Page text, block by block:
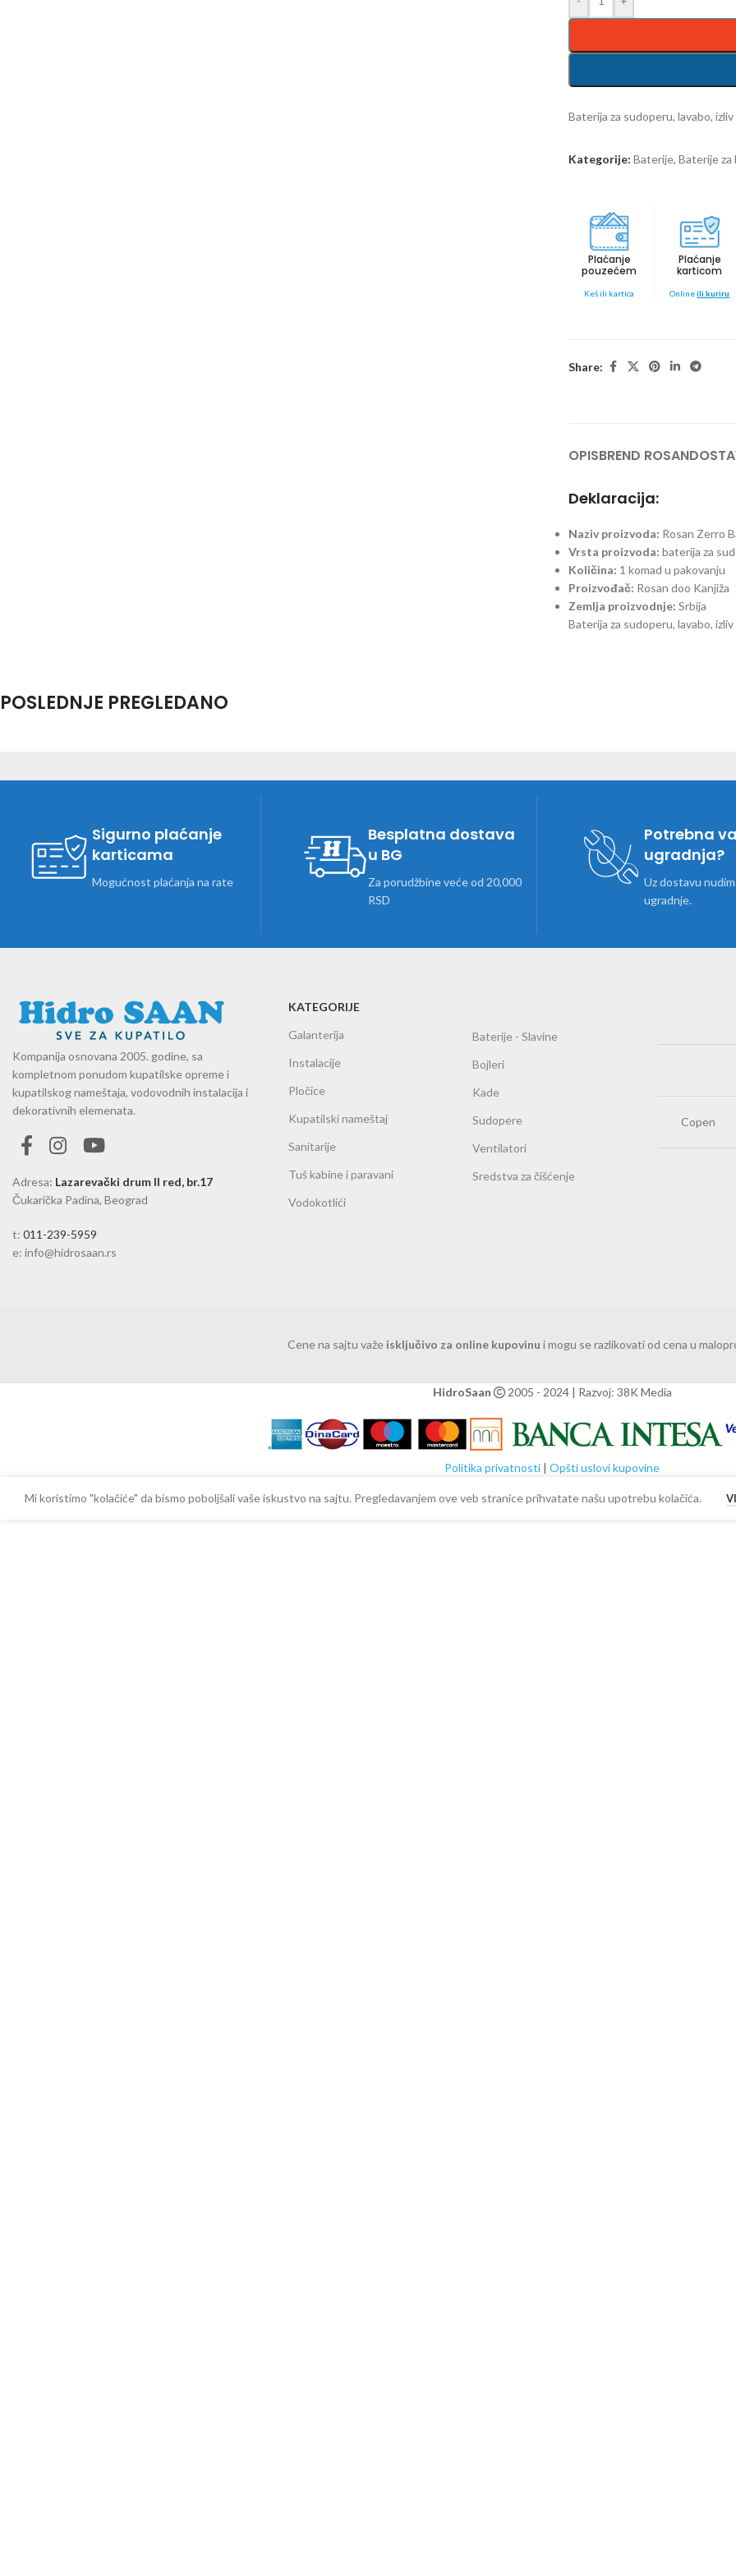
Baterija za sudoperu, lavabo, izliv
Kategorije: Baterije, Baterije za
Plaćanje
pouzećem
Keš ili kartica
Plaćanje
karticom
Onlineili kuriru
Share:
OPISBREND ROSAN
Deklaracija:
Naziv proizvoda: Rosan Zerro
Vrsta proizvoda: baterija za
Količina: 1 komad u pakovanju
Proizvođač: Rosan doo Kanjiža
Zemlja proizvodnje: Srbija
Baterija za sudoperu, lavabo, izliv
POSLEDNJE PREGLEDANO
Sigurno plaćanje
karticama
Mogućnost plaćanja na rate
Besplatna dostava
u BG
Za porudžbine veće od 20,000
RSD
Potrebna
ugradnja?
Uz dostavu
ugradnje.
Kompanija osnovana 2005. godine, sa
kompletnom ponudom kupatilske opreme i
kupatilskog nameštaja, vodovodnih instalacija i
dekorativnih elemenata.
Adresa: Lazarevački drum II red, br.17
Čukarička Padina, Beograd
t: 011-239-5959
e: info@hidrosaan.rs
KATEGORIJE
Galanterija
Instalacije
Pločice
Kupatilski nameštaj
Sanitarije
Tuš kabine i paravani
Vodokotlići
Baterije - Slavine
Bojleri
Kade
Sudopere
Ventilatori
Sredstva za čišćenje
Copen
Cene na sajtu važe isključivo za online kupovinu i mogu se razlikovati od cena u
HidroSaan 2005 - 2024 | Razvoj: 38K Media
Politika privatnosti | Opšti uslovi kupovine
Mi koristimo "kolačiće" da bismo poboljšali vaše iskustvo na sajtu. Pregledavanjem ove veb stranice prihvatate našu upotrebu kolačića.